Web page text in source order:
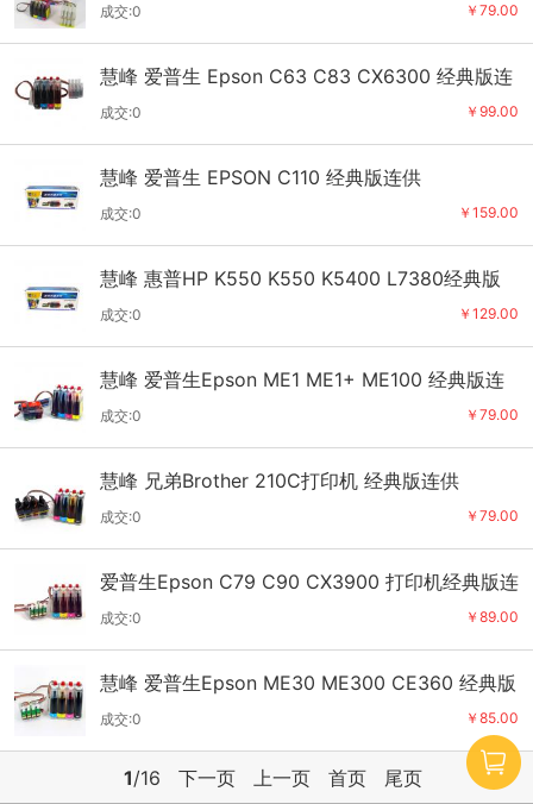
￥79.00
成交:0
慧峰 爱普生 Epson C63 C83 CX6300 经典版连
供
￥99.00
成交:0
慧峰 爱普生 EPSON C110 经典版连供
￥159.00
成交:0
慧峰 惠普HP K550 K550 K5400 L7380经典版
连供
￥129.00
成交:0
慧峰 爱普生Epson ME1 ME1+ ME100 经典版连
供
￥79.00
成交:0
慧峰 兄弟Brother 210C打印机 经典版连供
￥79.00
成交:0
爱普生Epson C79 C90 CX3900 打印机经典版连
供
￥89.00
成交:0
慧峰 爱普生Epson ME30 ME300 CE360 经典版
连供
￥85.00
成交:0
1/16 下一页 上一页 首页 尾页